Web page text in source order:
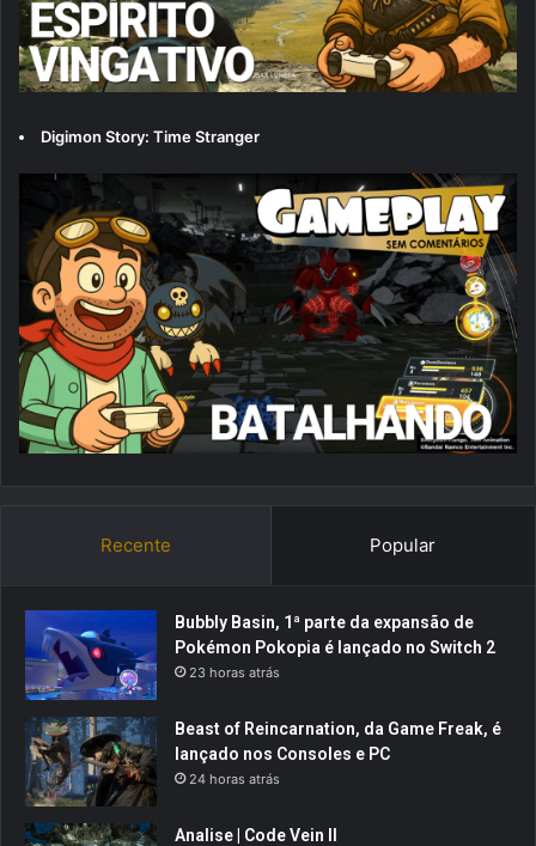
Digimon Story: Time Stranger
Recente Popular
Bubbly Basin, 1ª parte da expansão de
Pokémon Pokopia é lançado no Switch 2
23 horas atrás
Beast of Reincarnation, da Game Freak, é
lançado nos Consoles e PC
24 horas atrás
Analise | Code Vein II